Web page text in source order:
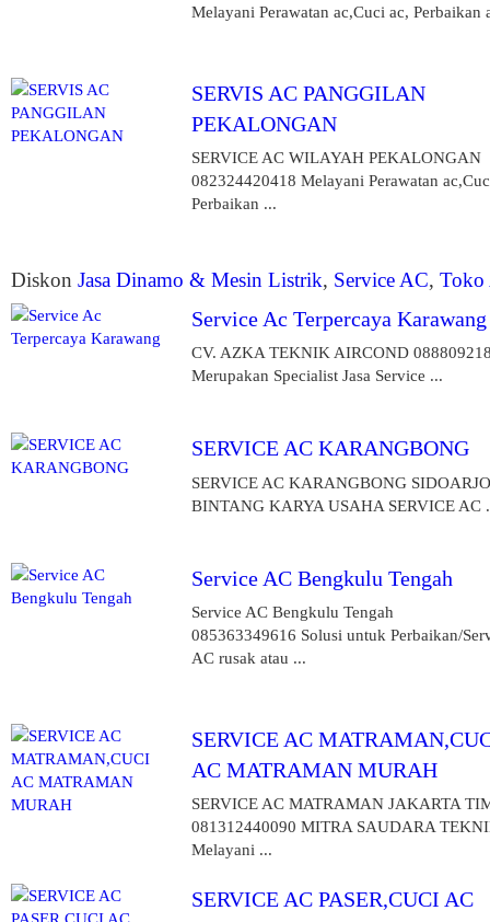
Melayani Perawatan ac,Cuci ac, Perbaikan
SERVIS AC PANGGILAN
PEKALONGAN
SERVICE AC WILAYAH PEKALONGAN
082324420418 Melayani Perawatan
Perbaikan ...
Diskon Jasa Dinamo & Mesin Listrik, Service AC, Toko
Service Ac Terpercaya Karawang
CV. AZKA TEKNIK AIRCOND
Merupakan Specialist Jasa Service ...
SERVICE AC KARANGBONG
SERVICE AC KARANGBONG
BINTANG KARYA USAHA SERVICE AC
Service AC Bengkulu Tengah
Service AC Bengkulu Tengah
085363349616 Solusi untuk Perbaikan/
AC rusak atau ...
SERVICE AC
AC MATRAMAN MURAH
SERVICE AC MATRAMAN JAKARTA
081312440090 MITRA SAUDARA
Melayani ...
SERVICE AC PASER,CUCI AC